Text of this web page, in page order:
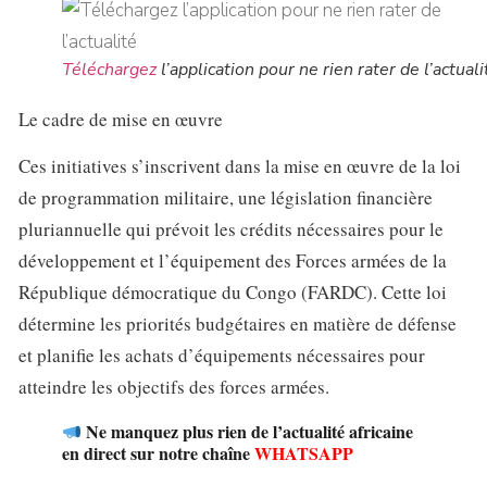
Téléchargezl’application pour ne rien rater de
Le cadre de mise en œuvre
Ces initiatives s’inscrivent dans la mise en œuvre de la loi
de programmation militaire, une législation financière
pluriannuelle qui prévoit les crédits nécessaires pour le
développement et l’équipement des Forces armées de la
République démocratique du Congo (FARDC). Cette loi
détermine les priorités budgétaires en matière de défense
et planifie les achats d’équipements nécessaires pour
atteindre les objectifs des forces armées.
Ne manquez plus rien de l’actualité africaine
en direct sur notre chaîneWHATSAPP